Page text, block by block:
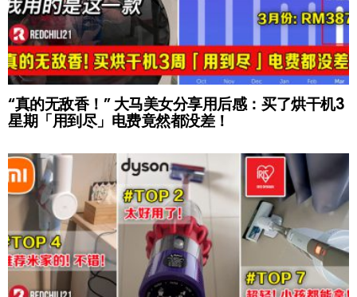
“真的无敌香！” 大马美女分享用后感：买了烘干机3
星期「用到尽」电费竟然都没差！